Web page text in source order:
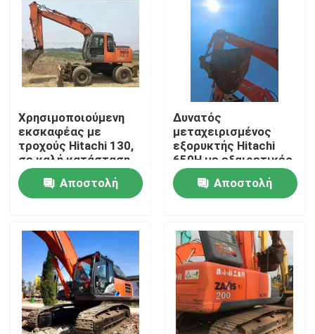
Σπίτι
Βίντεο
Σχετικά με εμάς
Χρησιμοποιούμενη
εκσκαφέας με
τροχούς Hitachi 130,
σε καλή κατάσταση
και σε μειωμένη τιμή
Αποστολή
Δυνατός
μεταχειρισμένος
εξορυκτής Hitachi
650H με εξαιρετικές
επιδόσεις
Αποστολή